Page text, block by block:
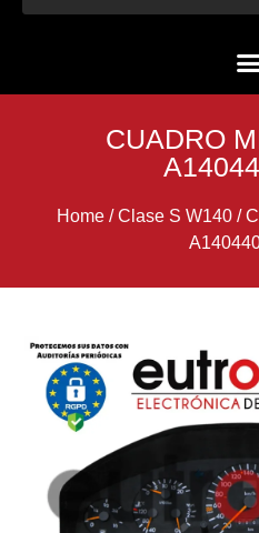
CUADRO
Home/Clase S W140/